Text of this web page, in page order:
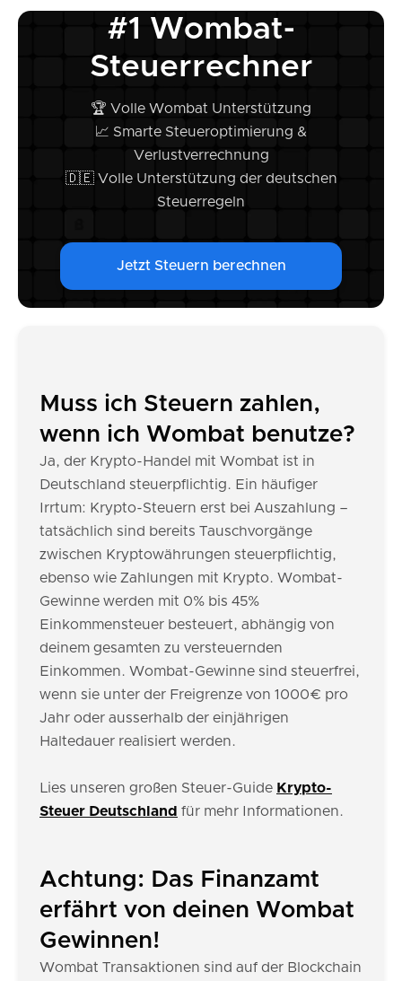
#1 Wombat-
Steuerrechner
🏆 Volle Wombat Unterstützung
📈 Smarte Steueroptimierung &
Verlustverrechnung
🇩🇪 Volle Unterstützung der deutschen
Steuerregeln
Jetzt Steuern berechnen
Muss ich Steuern zahlen,
wenn ich Wombat benutze?
Ja, der Krypto-Handel mit Wombat ist in
Deutschland steuerpflichtig. Ein häufiger
Irrtum: Krypto-Steuern erst bei Auszahlung –
tatsächlich sind bereits Tauschvorgänge
zwischen Kryptowährungen steuerpflichtig,
ebenso wie Zahlungen mit Krypto. Wombat-
Gewinne werden mit 0% bis 45%
Einkommensteuer besteuert, abhängig von
deinem gesamten zu versteuernden
Einkommen. Wombat-Gewinne sind steuerfrei,
wenn sie unter der Freigrenze von 1000€ pro
Jahr oder ausserhalb der einjährigen
Haltedauer realisiert werden.
Lies unseren großen Steuer-Guide Krypto-
Steuer Deutschland für mehr Informationen.
Achtung: Das Finanzamt
erfährt von deinen Wombat
Gewinnen!
Wombat Transaktionen sind auf der Blockchain